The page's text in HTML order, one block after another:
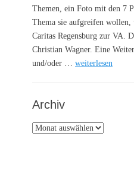
Themen, ein Foto mit den 7
Thema sie aufgreifen wollen,
Caritas Regensburg zur VA.
Christian Wagner. Eine
und/oder … weiterlesen
Archiv
Archiv